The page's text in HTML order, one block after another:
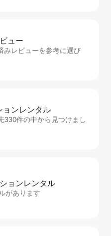
ュ⁠ー
みレビューを参考に選び
ョ⁠ンレ⁠ン⁠タ⁠ル
330件の中から見つけまし
ョ⁠ンレ⁠ン⁠タ⁠ル
があります